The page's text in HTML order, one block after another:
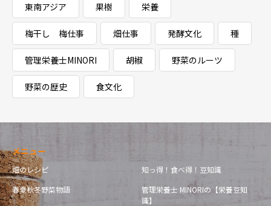
東南アジア 果樹 栄養
梅干し 梅仕事 畑仕事 発酵文化 種
管理栄養士MINORI 胡椒 野菜のルーツ
野菜の歴史 食文化
メニュー
畑のレシピ
知っ得！食べ得！豆知識
春夏秋冬野菜物語
管理栄養士 MINORIの【栄養豆知
識】